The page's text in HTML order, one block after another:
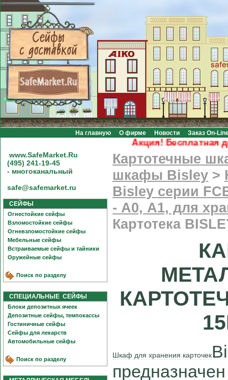
На главную О фирме Новости Заказ On-
Акция! Бесплатная
www.SafeMarket.Ru
(495) 241-19-45
- многоканальный
safe@safemarket.ru
СЕЙФЫ
Огнестойкие сейфы
Взломостойкие сейфы
Огневзломостойкие сейфы
Мебельные сейфы
Встраиваемые сейфы и тайники
Оружейные сейфы
Поиск по разделу
СПЕЦИАЛЬНЫЕ СЕЙФЫ
Блоки депозитных ячеек
Депозитные сейфы, темпокассы
Гостиничные сейфы
Сейфы для лекарств
Автомобильные сейфы
Поиск по разделу
Картотечные
шкафы Bisley >
Bisley серии
- А0, А1, для
Картотека
Шкаф для хранения карточек